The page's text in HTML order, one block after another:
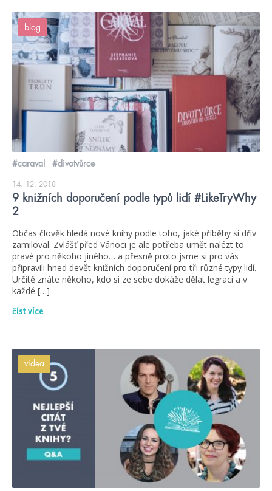
blog
#caraval #divotvůrce
14. 12. 2018
9 knižních doporučení podle typů lidí #LikeTryWhy
2
Občas člověk hledá nové knihy podle toho, jaké příběhy si dřív
zamiloval. Zvlášť před Vánoci je ale potřeba umět nalézt to
pravé pro někoho jiného… a přesně proto jsme si pro vás
připravili hned devět knižních doporučení pro tři různé typy lidí.
Určitě znáte někoho, kdo si ze sebe dokáže dělat legraci a v
každé […]
číst více
videa